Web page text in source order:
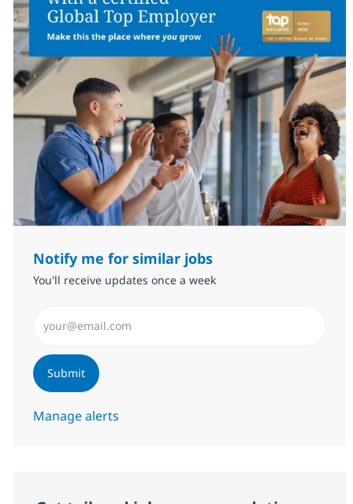
Notify me for similar jobs
You'll receive updates once a week
Submit
Manage alerts